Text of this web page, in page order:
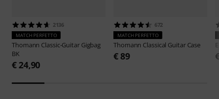
2136
MATCH PERFETTO
Thomann Classic-Guitar Gigbag
BK
€ 24,90
672
MATCH PERFETTO
Thomann Classical Guitar Case
€ 89